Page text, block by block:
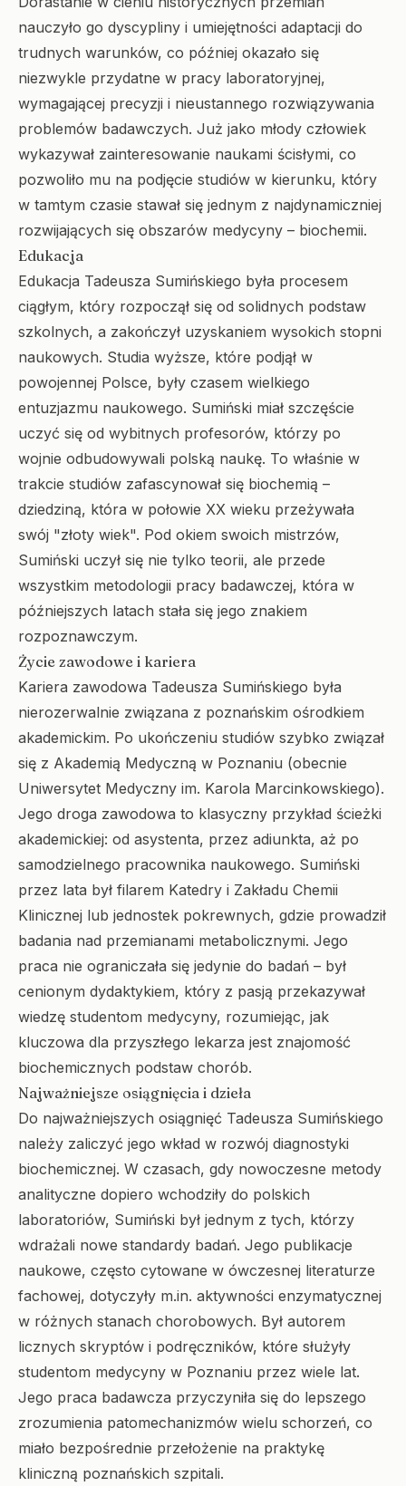
nauczyło go dyscypliny i umiejętności adaptacji do
trudnych warunków, co później okazało się
niezwykle przydatne w pracy laboratoryjnej,
wymagającej precyzji i nieustannego rozwiązywania
problemów badawczych. Już jako młody człowiek
wykazywał zainteresowanie naukami ścisłymi, co
pozwoliło mu na podjęcie studiów w kierunku, który
w tamtym czasie stawał się jednym z najdynamiczniej
rozwijających się obszarów medycyny – biochemii.
Edukacja
Edukacja Tadeusza Sumińskiego była procesem
ciągłym, który rozpoczął się od solidnych podstaw
szkolnych, a zakończył uzyskaniem wysokich stopni
naukowych. Studia wyższe, które podjął w
powojennej Polsce, były czasem wielkiego
entuzjazmu naukowego. Sumiński miał szczęście
uczyć się od wybitnych profesorów, którzy po
wojnie odbudowywali polską naukę. To właśnie w
trakcie studiów zafascynował się biochemią –
dziedziną, która w połowie XX wieku przeżywała
swój "złoty wiek". Pod okiem swoich mistrzów,
Sumiński uczył się nie tylko teorii, ale przede
wszystkim metodologii pracy badawczej, która w
późniejszych latach stała się jego znakiem
rozpoznawczym.
Życie zawodowe i kariera
Kariera zawodowa Tadeusza Sumińskiego była
nierozerwalnie związana z poznańskim ośrodkiem
akademickim. Po ukończeniu studiów szybko związał
się z Akademią Medyczną w Poznaniu (obecnie
Uniwersytet Medyczny im. Karola Marcinkowskiego).
Jego droga zawodowa to klasyczny przykład ścieżki
akademickiej: od asystenta, przez adiunkta, aż po
samodzielnego pracownika naukowego. Sumiński
przez lata był filarem Katedry i Zakładu Chemii
Klinicznej lub jednostek pokrewnych, gdzie prowadził
badania nad przemianami metabolicznymi. Jego
praca nie ograniczała się jedynie do badań – był
cenionym dydaktykiem, który z pasją przekazywał
wiedzę studentom medycyny, rozumiejąc, jak
kluczowa dla przyszłego lekarza jest znajomość
biochemicznych podstaw chorób.
Najważniejsze osiągnięcia i dzieła
Do najważniejszych osiągnięć Tadeusza Sumińskiego
należy zaliczyć jego wkład w rozwój diagnostyki
biochemicznej. W czasach, gdy nowoczesne metody
analityczne dopiero wchodziły do polskich
laboratoriów, Sumiński był jednym z tych, którzy
wdrażali nowe standardy badań. Jego publikacje
naukowe, często cytowane w ówczesnej literaturze
fachowej, dotyczyły m.in. aktywności enzymatycznej
w różnych stanach chorobowych. Był autorem
licznych skryptów i podręczników, które służyły
studentom medycyny w Poznaniu przez wiele lat.
Jego praca badawcza przyczyniła się do lepszego
zrozumienia patomechanizmów wielu schorzeń, co
miało bezpośrednie przełożenie na praktykę
kliniczną poznańskich szpitali.